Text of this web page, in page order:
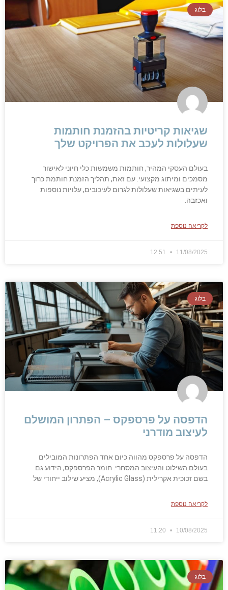
בלוג
שגיאות קריטיות בהזמנת חותמות
שעלולות לעכב את הפרויקט שלך
בעולם העסקי המהיר, חותמות משמשות כלי חיוני לאישור
מסמכים ומיתוג מקצועי. עם זאת, תהליך הזמנת חותמת כרוך
לעיתים בשגיאות שעלולות לגרום לעיכובים, עלויות נוספות
ואכזבה.
לקריאה נוספת
11/08/2025
בלוג
הדפסה על פרספקס – הפתרון המושלם
לעיצוב מודרני
הדפסה על פרספקס מהווה כיום אחד הפתרונות המובילים
בעולם השילוט והעיצוב המסחרי. חומר הפרספקס, הידוע גם
בשם זכוכית אקרילית (Acrylic Glass), מציע שילוב ייחודי של
לקריאה נוספת
10/08/2025
בלוג